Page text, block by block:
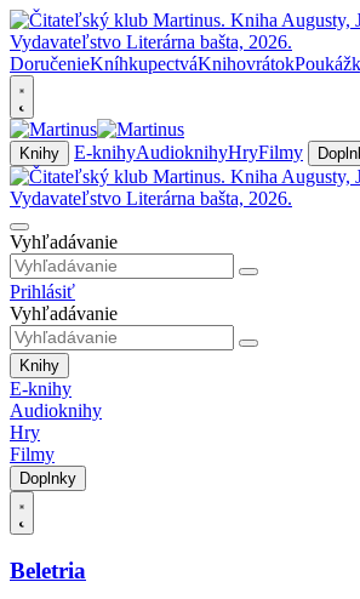
DoručenieKníhkupectváKnihovrátok
Knihy E-knihyAudioknihyHryFilmy
Vyhľadávanie
Prihlásiť
Vyhľadávanie
Knihy
E-knihy
Audioknihy
Hry
Filmy
Doplnky
Beletria